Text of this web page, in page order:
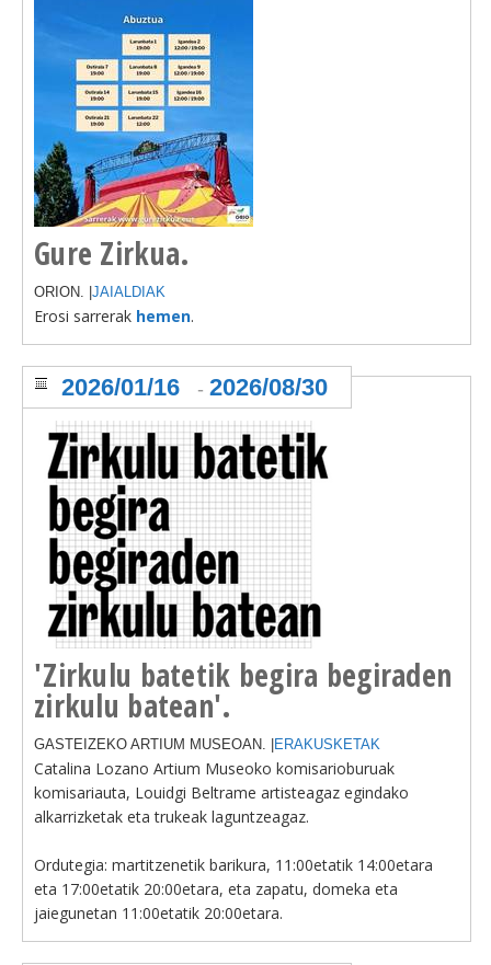
Gure Zirkua.
ORION. | JAIALDIAK
Erosi sarrerak hemen.
'Zirkulu batetik begira begiraden
zirkulu batean'.
2026/01/16 - 2026/08/30
GASTEIZEKO ARTIUM MUSEOAN. | ERAKUSKETAK
Catalina Lozano Artium Museoko komisarioburuak
komisariauta, Louidgi Beltrame artisteagaz egindako
alkarrizketak eta trukeak laguntzeagaz.
Ordutegia: martitzenetik barikura, 11:00etatik 14:00etara
eta 17:00etatik 20:00etara, eta zapatu, domeka eta
jaiegunetan 11:00etatik 20:00etara.